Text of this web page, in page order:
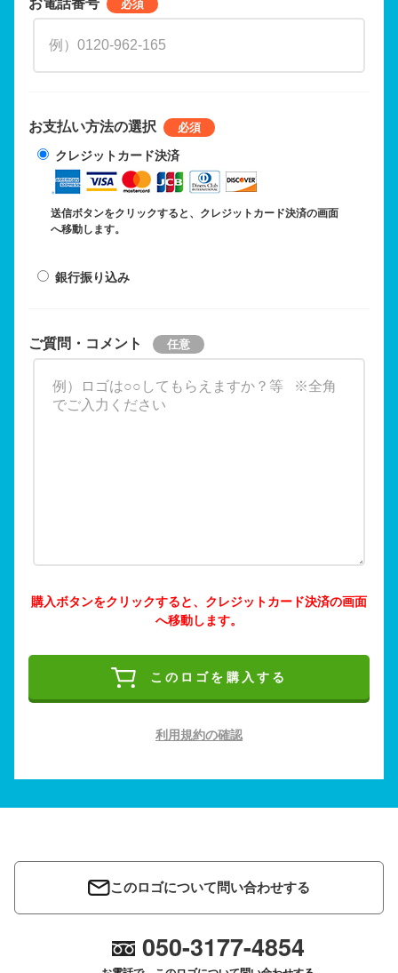
お支払い方法の選択
クレジットカード決済
送信ボタンをクリックすると、クレジットカード決済の画面
へ移動します。
銀行振り込み
ご質問・コメント
購入ボタンをクリックすると、クレジットカード決済の画面
へ移動します。
このロゴを購入する
利用規約の確認
このロゴについて問い合わせする
050-3177-4854